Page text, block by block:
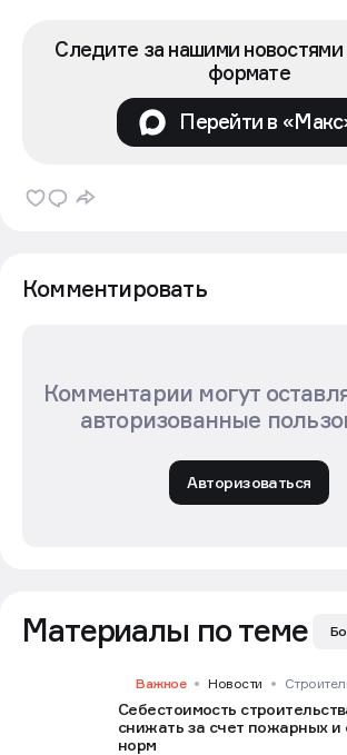
Следите за нашими
формате
Перейти в
Комментировать
Комментарии могут
авторизованные
Авторизоваться
Материалы по теме
Важное Новости
Себестоимость
снижать за счет пожарных и
норм